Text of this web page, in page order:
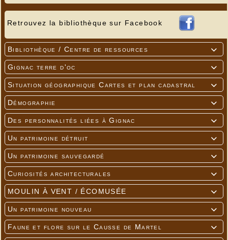
Retrouvez la bibliothèque sur Facebook

Bibliothèque / Centre de ressources

Gignac terre d'oc

Situation géographique Cartes et plan cadastral

Démographie

Des personnalités liées à Gignac

Un patrimoine détruit

Un patrimoine sauvegardé

Curiosités architecturales

MOULIN À VENT / ÉCOMUSÉE

Un patrimoine nouveau

Faune et flore sur le Causse de Martel